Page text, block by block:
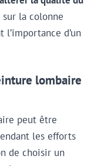
sur la colonne
d’un
lombaire
peut être
les efforts
de choisir un